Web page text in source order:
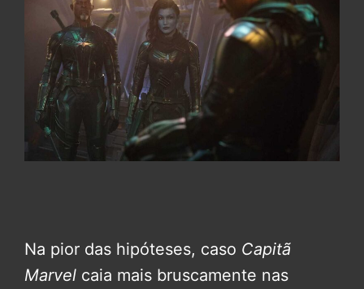
Na pior das hipóteses, caso Capitã
Marvel caia mais bruscamente nas